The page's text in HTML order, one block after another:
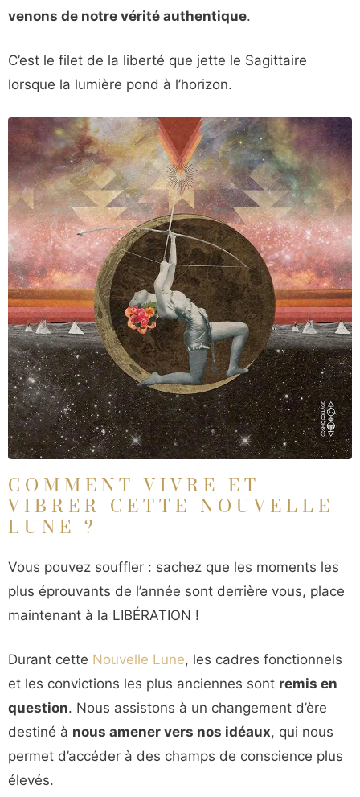
venons de notre vérité authentique.
C’est le filet de la liberté que jette le Sagittaire
lorsque la lumière pond à l’horizon.
COMMENT VIVRE ET
VIBRER CETTE NOUVELLE
LUNE ?
Vous pouvez souffler : sachez que les moments les
plus éprouvants de l’année sont derrière vous, place
maintenant à la LIBÉRATION !
Durant cette Nouvelle Lune, les cadres fonctionnels
et les convictions les plus anciennes sont remis en
question. Nous assistons à un changement d’ère
destiné à nous amener vers nos idéaux, qui nous
permet d’accéder à des champs de conscience plus
élevés.